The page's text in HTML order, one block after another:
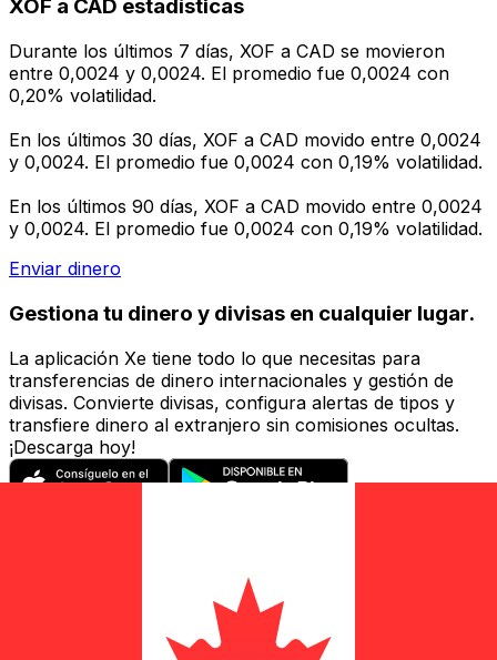
XOF a CAD estadísticas
Durante los últimos 7 días, XOF a CAD se movieron
entre 0,0024 y 0,0024. El promedio fue 0,0024 con
0,20% volatilidad.
En los últimos 30 días, XOF a CAD movido entre 0,0024
y 0,0024. El promedio fue 0,0024 con 0,19% volatilidad.
En los últimos 90 días, XOF a CAD movido entre 0,0024
y 0,0024. El promedio fue 0,0024 con 0,19% volatilidad.
Enviar dinero
Gestiona tu dinero y divisas en cualquier lugar.
La aplicación Xe tiene todo lo que necesitas para
transferencias de dinero internacionales y gestión de
divisas. Convierte divisas, configura alertas de tipos y
transfiere dinero al extranjero sin comisiones ocultas.
¡Descarga hoy!